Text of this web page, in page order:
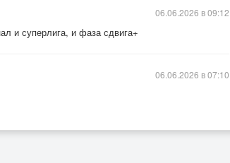
и суперлига, и фаза сдвига+
06.06.2026 в 09:12
06.06.2026 в 07:10